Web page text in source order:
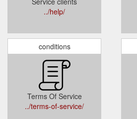
www.aimsindustrial.com.au
Aide
Service clients
../help/